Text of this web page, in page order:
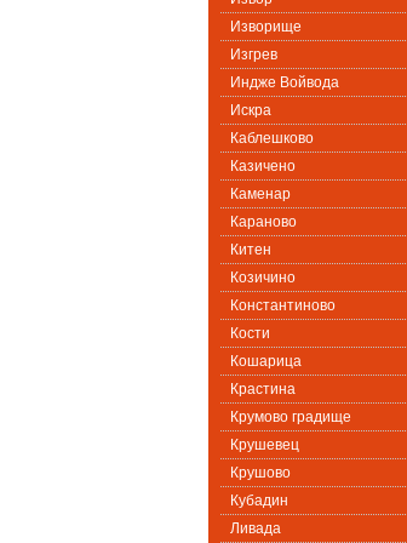
Изворище
Изгрев
Индже Войвода
Искра
Каблешково
Казичено
Каменар
Караново
Китен
Козичино
Константиново
Кости
Кошарица
Крастина
Крумово градище
Крушевец
Крушово
Кубадин
Ливада